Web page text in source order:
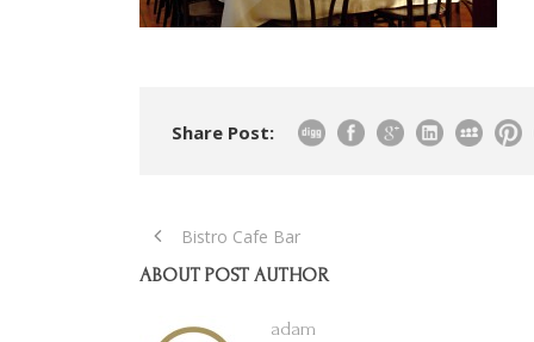
Share Post:
Bistro Cafe Bar
ABOUT POST AUTHOR
adam